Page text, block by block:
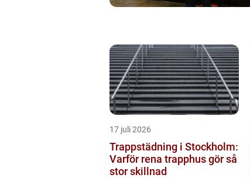
17 juli 2026
Trappstädning i Stockholm:
Varför rena trapphus gör så
stor skillnad